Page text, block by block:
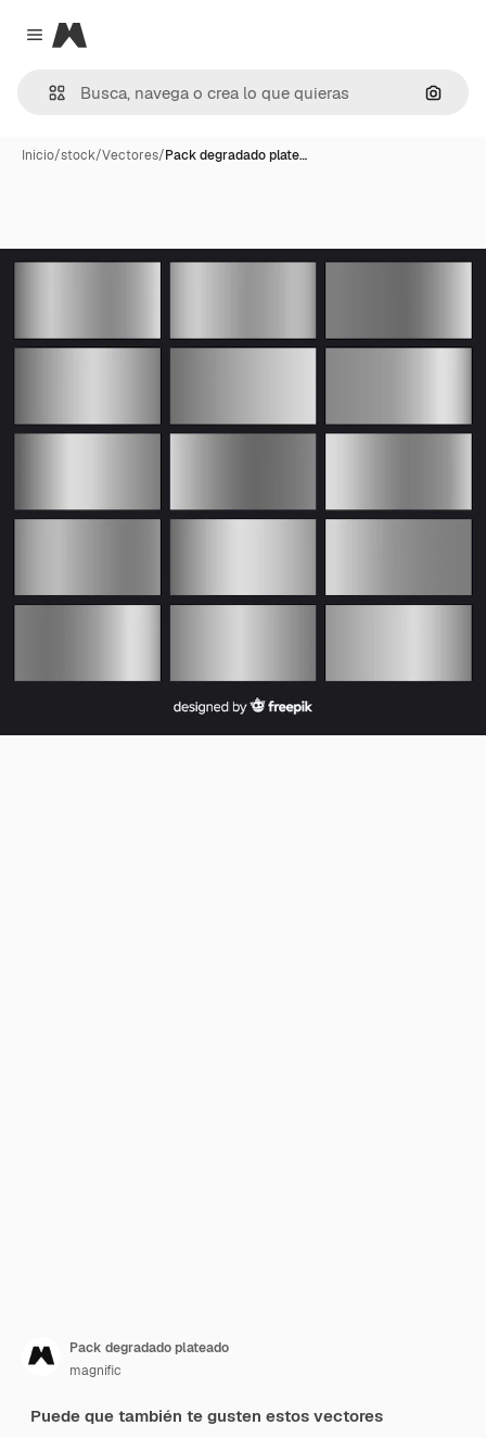
Close menu
Magnific
Inicio/stock/Vectores/Pack degradado plate…
Pack degradado plateado
magnific
Puede que también te gusten estos vectores